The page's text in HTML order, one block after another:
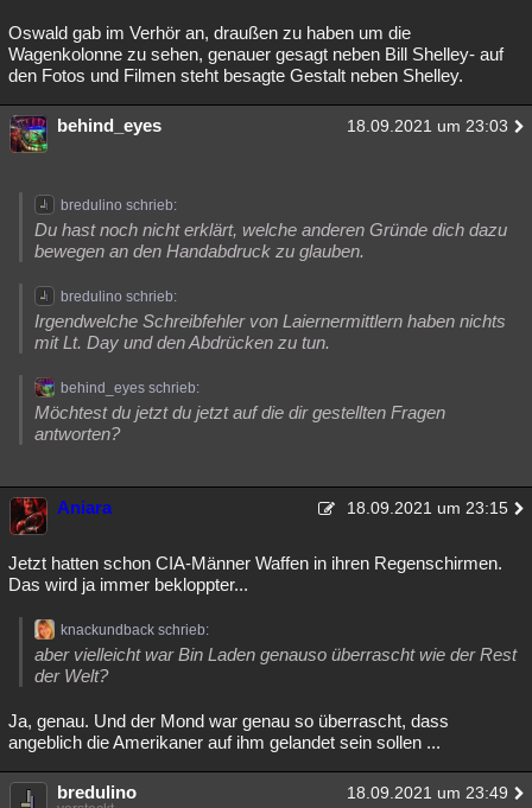
Oswald gab im Verhör an, draußen zu haben um die
Wagenkolonne zu sehen, genauer gesagt neben Bill Shelley- auf
den Fotos und Filmen steht besagte Gestalt neben Shelley.
behind_eyes 18.09.2021 um 23:03
bredulino schrieb:
Du hast noch nicht erklärt, welche anderen Gründe dich dazu
bewegen an den Handabdruck zu glauben.
bredulino schrieb:
Irgendwelche Schreibfehler von Laiernermittlern haben nichts
mit Lt. Day und den Abdrücken zu tun.
behind_eyes schrieb:
Möchtest du jetzt du jetzt auf die dir gestellten Fragen
antworten?
Aniara 18.09.2021 um 23:15
Jetzt hatten schon CIA-Männer Waffen in ihren Regenschirmen.
Das wird ja immer bekloppter...
knackundback schrieb:
aber vielleicht war Bin Laden genauso überrascht wie der Rest
der Welt?
Ja, genau. Und der Mond war genau so überrascht, dass
angeblich die Amerikaner auf ihm gelandet sein sollen ...
bredulino 18.09.2021 um 23:49